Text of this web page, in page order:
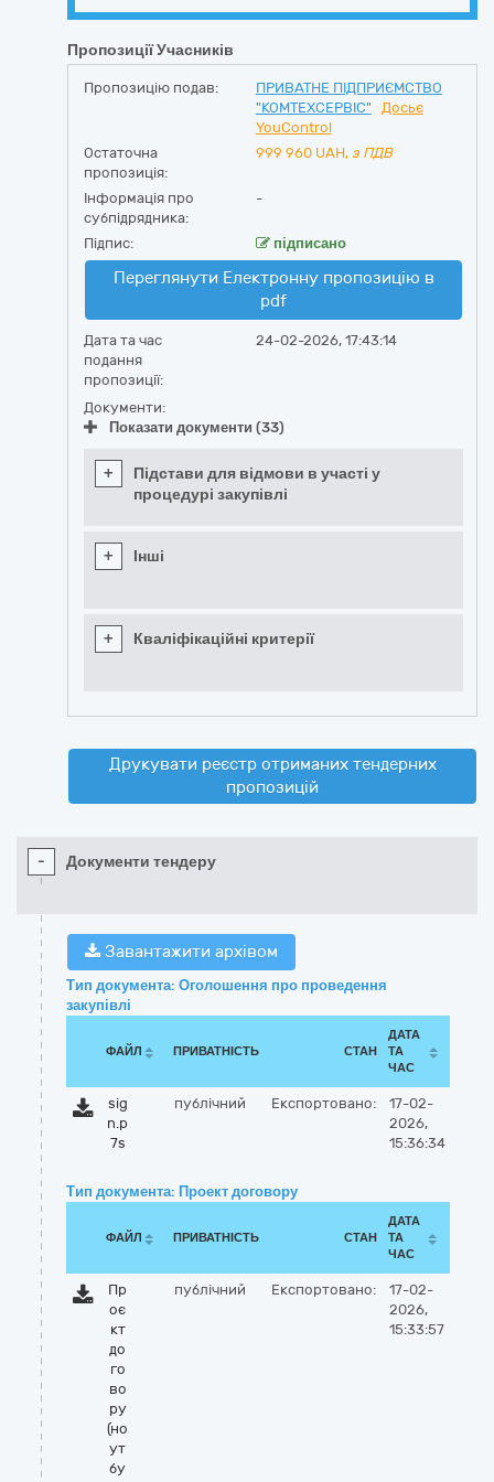
Пропозиції Учасників
Пропозицію подав:
ПРИВАТНЕ ПІДПРИЄМСТВО
"КОМТЕХСЕРВІС"
Досьє
YouControl
Остаточна
пропозиція:
999 960 UAH, з ПДВ
Інформація про
субпідрядника:
-
Підпис: підписано
Переглянути Електронну пропозицію в
pdf
Дата та час
подання
пропозиції:
24-02-2026, 17:43:14
Документи:
Показати документи (33)
+
Підстави для відмови в участі у
процедурі закупівлі
+ Інші
+ Кваліфікаційні критерії
Друкувати реєстр отриманих тендерних
пропозицій
- Документи тендеру
Завантажити архівом
Тип документа: Оголошення про проведення
закупівлі
ФАЙЛ ПРИВАТНІСТЬ СТАН
ДАТА
ТА
ЧАС
sig
n.p
7s
публічний Експортовано:
17-02-
2026,
15:36:34
Тип документа: Проект договору
ФАЙЛ ПРИВАТНІСТЬ СТАН
ДАТА
ТА
ЧАС
Пр
оє
кт
до
го
во
ру
(но
ут
бу
публічний Експортовано:
17-02-
2026,
15:33:57